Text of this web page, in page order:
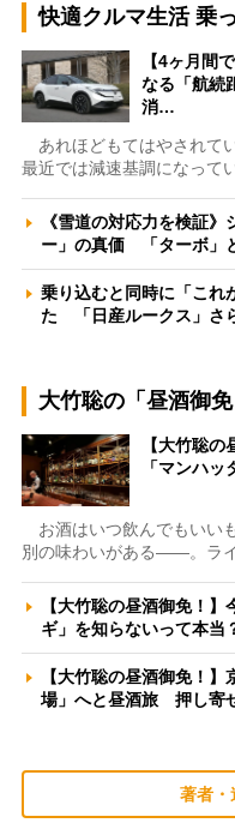
快適クルマ生活 乗
【4ヶ月間
なる「航続
消…
あれほどもてはやされて
最近では減速基調になって
《雪道の対応力を検証
ー」の真価 「ターボ」
乗り込むと同時に「これ
た 「日産ルークス」さ
大竹聡の「昼酒御免
【大竹聡
「マンハ
お酒はいつ飲んでもいい
別の味わいがある――。ラ
【大竹聡の昼酒御免！
ギ」を知らないって本
【大竹聡の昼酒御免！
場」へと昼酒旅 押し寄
著者・